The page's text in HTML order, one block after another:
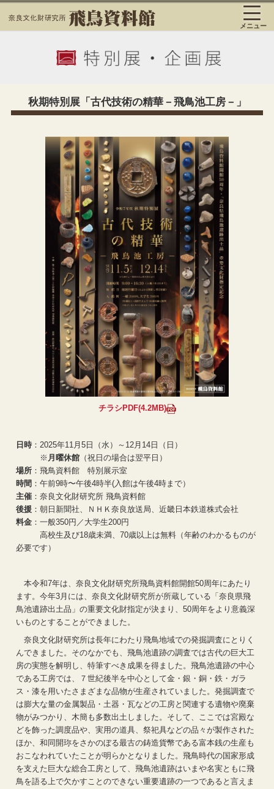
秋期特別展「古代技術の精華－飛鳥池工房－」
チラシPDF(4.2MB)
日時 ：2025年11月5日（水）～12月14日（日）
※ 月曜休館 （祝日の場合は翌平日）
場所 ：飛鳥資料館 特別展示室
時間 ：午前9時〜午後4時半(入館は午後4時まで）
主催 ：奈良文化財研究所 飛鳥資料館
後援 ：朝日新聞社、ＮＨＫ奈良放送局、近畿日本鉄道株式会社
料金 ：一般350円／大学生200円
高校生及び18歳未満、70歳以上は無料（年齢のわかるものが
必要です）
本令和7年は、奈良文化財研究所飛鳥資料館開館50周年にあたり
ます。今年3月には、奈良文化財研究所が所蔵している「奈良県飛
鳥池遺跡出土品」の重要文化財指定が決まり、50周年をより意義深
いものとすることができました。
奈良文化財研究所は長年にわたり飛鳥地域での発掘調査にとりく
んできました。そのなかでも、飛鳥池遺跡の調査では古代の巨大工
房の実態を解明し、特筆すべき成果を得ました。飛鳥池遺跡の中心
である工房では、７世紀後半を中心として金・銀・銅・鉄・ガラ
ス・漆を用いたさまざまな品物が生産されていました。発掘調査で
は膨大な量の金属製品・土器・瓦などの工房と関連する遺物や廃棄
物がみつかり、木簡も多数出土しました。そして、ここでは宮殿な
どを飾った調度品や、実用の道具、祭祀具などの品々が製作された
ほか、和同開珎をさかのぼる最古の鋳造貨幣である富本銭の生産も
おこなわれていたことが明らかとなりました。飛鳥時代の国家形成
を支えた巨大な総合工房として、飛鳥池遺跡はいまや名実ともに飛
鳥を語る上で欠かすことのできない重要遺跡の一つであると言えま
メニュー